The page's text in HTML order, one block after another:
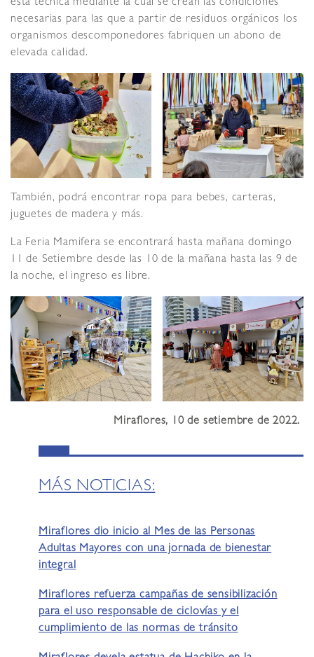
esta técnica mediante la cual se crean las condiciones
necesarias para las que a partir de residuos orgánicos los
organismos descomponedores fabriquen un abono de
elevada calidad.
También, podrá encontrar ropa para bebes, carteras,
juguetes de madera y más.
La Feria Mamifera se encontrará hasta mañana domingo
11 de Setiembre desde las 10 de la mañana hasta las 9 de
la noche, el ingreso es libre.
Miraflores, 10 de setiembre de 2022.
MÁS NOTICIAS:
Miraflores dio inicio al Mes de las Personas
Adultas Mayores con una jornada de bienestar
integral
Miraflores refuerza campañas de sensibilización
para el uso responsable de ciclovías y el
cumplimiento de las normas de tránsito